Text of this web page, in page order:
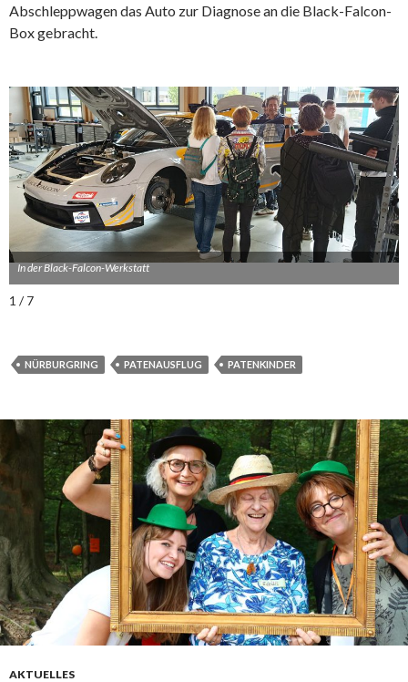
Abschleppwagen das Auto zur Diagnose an die Black-Falcon-
Box gebracht.
In der Black-Falcon-Werkstatt
1 / 7
NÜRBURGRING PATENAUSFLUG PATENKINDER
AKTUELLES